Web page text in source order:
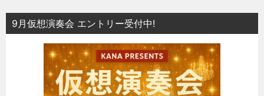
9月仮想演奏会 エントリー受付中!